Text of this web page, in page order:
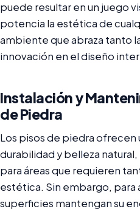
puede resultar en un juego
potencia la estética de
ambiente que abraza tanto
innovación en el diseño
Instalación y
de Piedra
Los pisos de piedra ofrecen
durabilidad y belleza
para áreas que requieren
estética. Sin embargo, para
superficies mantengan su